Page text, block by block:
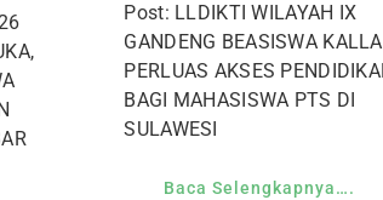
Post: LLDIKTI WILAYAH IX
GANDENG BEASISWA KALLA
PERLUAS AKSES
BAGI MAHASISWA PTS DI
SULAWESI
Baca Selengkapnya….